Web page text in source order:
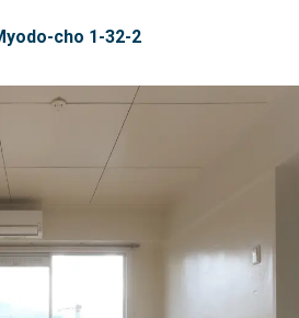
cho 1-32-2